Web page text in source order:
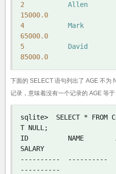
2
Allen
15000.0
4
Mark
65000.0
5
David
85000.0
下面的 SELECT 语句列出了 AGE 不为
记录，意味着没有一个记录的 AGE 等于
sqlite>
  SELECT
* FROM
T NULL ;
ID          NAME
----------
----------
----------